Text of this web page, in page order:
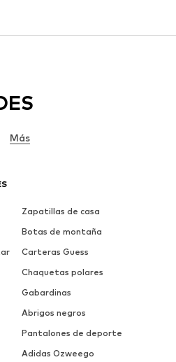
Zapatillas de casa
Botas de montaña
Carteras Guess
Chaquetas polares
Gabardinas
Abrigos negros
Pantalones de deporte
Adidas Ozweego
Más